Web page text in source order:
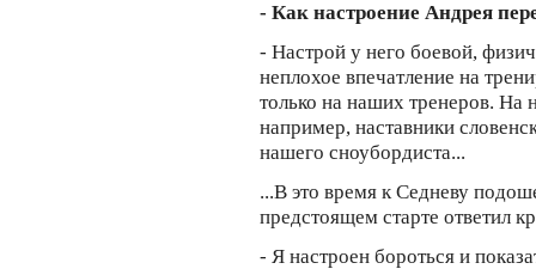
- Как настроение Андрея
- Настрой у него боевой,
неплохое впечатление на
только на наших тренеров. На
например, наставники
нашего сноубордиста...
...В это время к Седневу
предстоящем старте ответил
- Я настроен бороться и